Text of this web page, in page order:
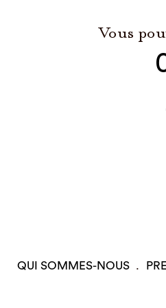
Vous
QUI SOMMES-NOUS